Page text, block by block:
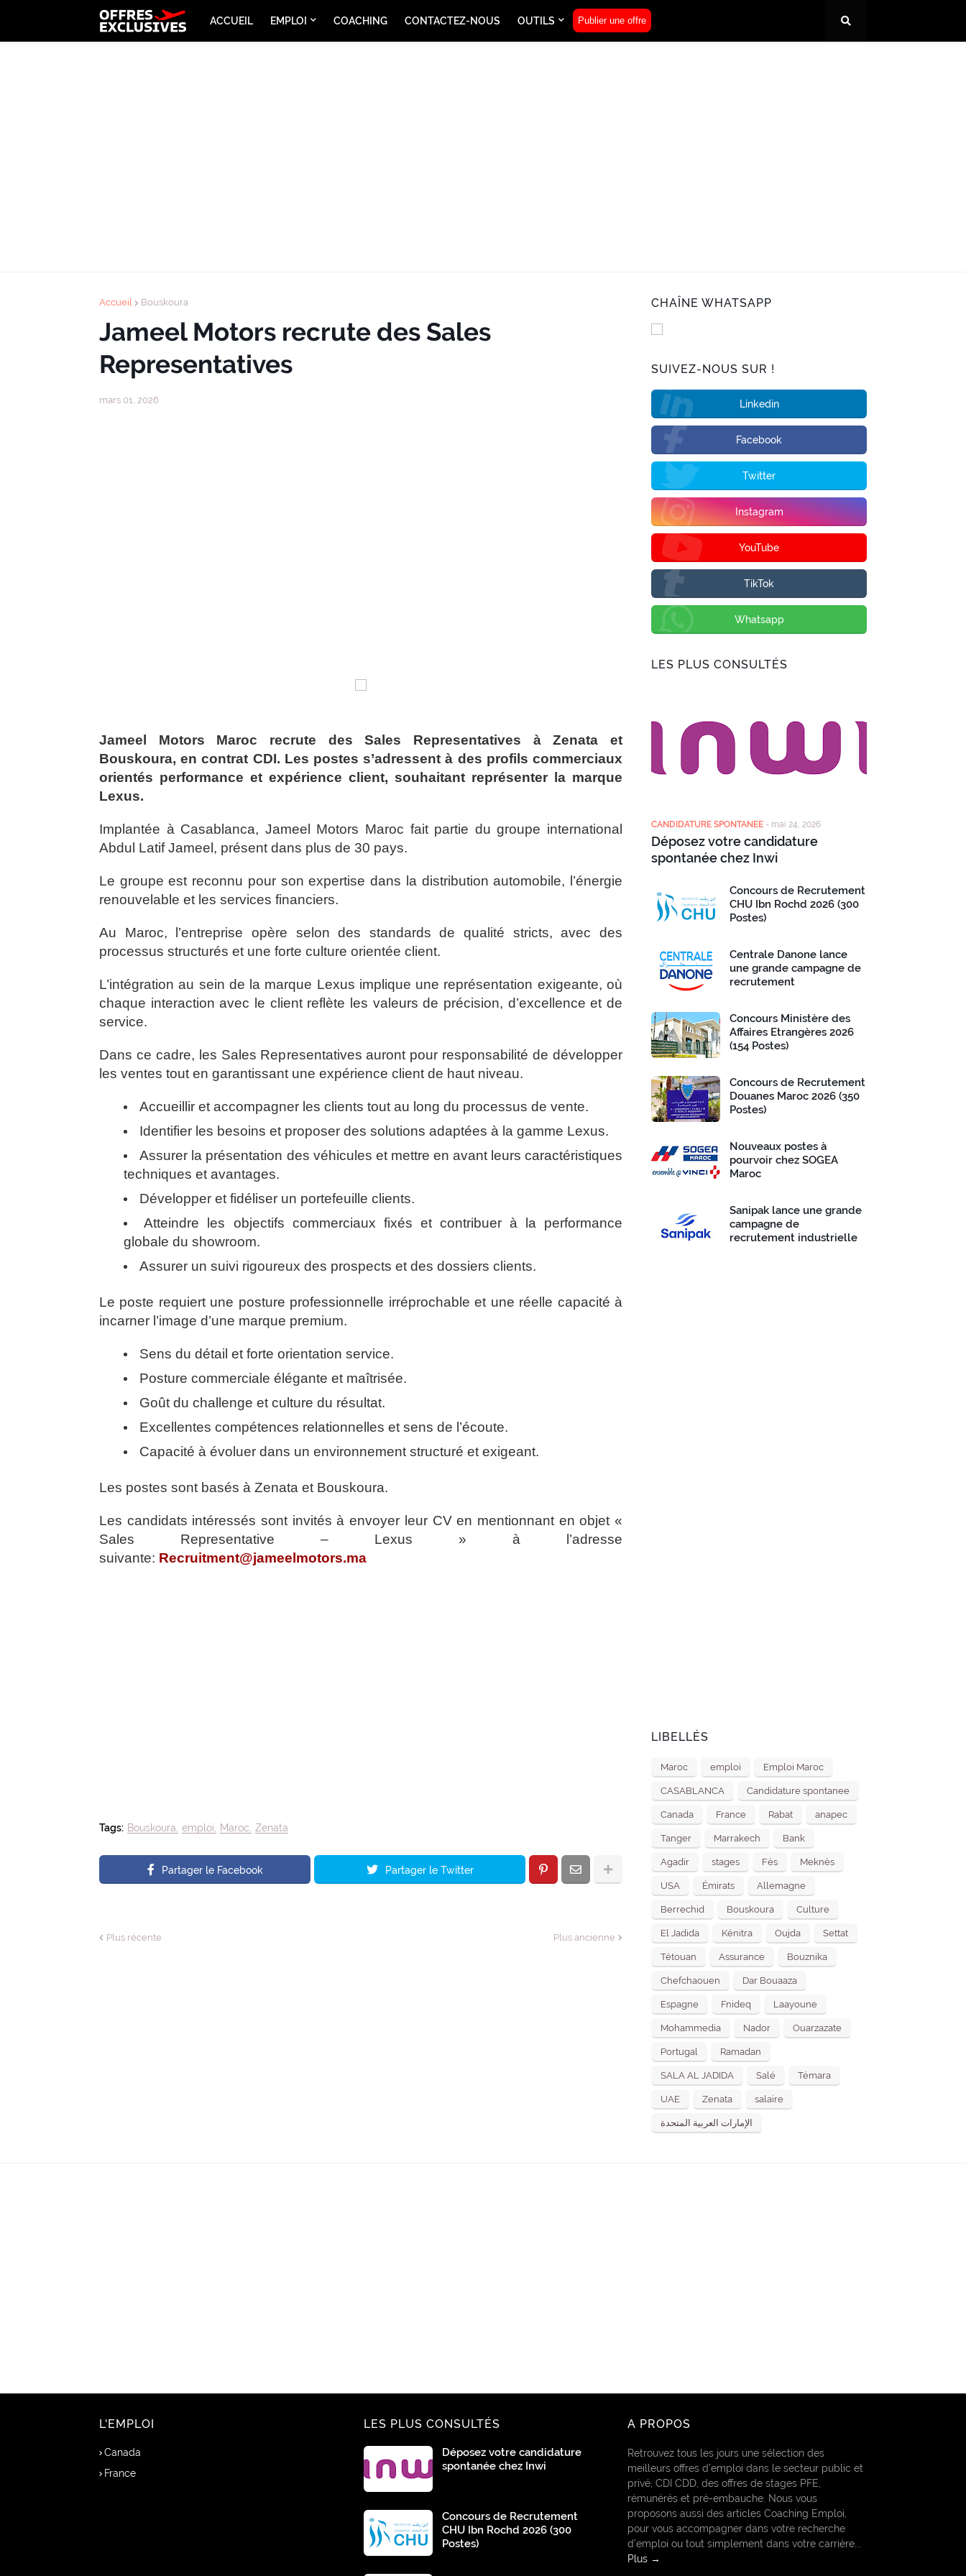
ACCUEIL EMPLOI COACHING CONTACTEZ-NOUS OUTILS Publier une offre
Accueil Bouskoura
Jameel Motors recrute des Sales
Representatives
mars 01, 2026
Jameel Motors Maroc recrute des Sales Representatives à Zenata et
Bouskoura, en contrat CDI. Les postes s’adressent à des profils commerciaux
orientés performance et expérience client, souhaitant représenter la marque
Lexus.
Implantée à Casablanca, Jameel Motors Maroc fait partie du groupe international
Abdul Latif Jameel, présent dans plus de 30 pays.
Le groupe est reconnu pour son expertise dans la distribution automobile, l’énergie
renouvelable et les services financiers.
Au Maroc, l’entreprise opère selon des standards de qualité stricts, avec des
processus structurés et une forte culture orientée client.
L’intégration au sein de la marque Lexus implique une représentation exigeante, où
chaque interaction avec le client reflète les valeurs de précision, d’excellence et de
service.
Dans ce cadre, les Sales Representatives auront pour responsabilité de développer
les ventes tout en garantissant une expérience client de haut niveau.
Accueillir et accompagner les clients tout au long du processus de vente.
Identifier les besoins et proposer des solutions adaptées à la gamme Lexus.
Assurer la présentation des véhicules et mettre en avant leurs caractéristiques
techniques et avantages.
Développer et fidéliser un portefeuille clients.
Atteindre les objectifs commerciaux fixés et contribuer à la performance
globale du showroom.
Assurer un suivi rigoureux des prospects et des dossiers clients.
Le poste requiert une posture professionnelle irréprochable et une réelle capacité à
incarner l’image d’une marque premium.
Sens du détail et forte orientation service.
Posture commerciale élégante et maîtrisée.
Goût du challenge et culture du résultat.
Excellentes compétences relationnelles et sens de l’écoute.
Capacité à évoluer dans un environnement structuré et exigeant.
Les postes sont basés à Zenata et Bouskoura.
Les candidats intéressés sont invités à envoyer leur CV en mentionnant en objet «
Sales Representative – Lexus » à l’adresse
suivante: Recruitment@jameelmotors.ma
Tags: Bouskoura emploi Maroc Zenata
Partager le Facebook Partager le Twitter
Plus récente Plus ancienne
CHAÎNE WHATSAPP
SUIVEZ-NOUS SUR !
Linkedin
Facebook
Twitter
Instagram
YouTube
TikTok
Whatsapp
LES PLUS CONSULTÉS
CANDIDATURE SPONTANEE - mai 24, 2026
Déposez votre candidature
spontanée chez Inwi
Concours de Recrutement
CHU Ibn Rochd 2026 (300
Postes)
Centrale Danone lance
une grande campagne de
recrutement
Concours Ministère des
Affaires Etrangères 2026
(154 Postes)
Concours de Recrutement
Douanes Maroc 2026 (350
Postes)
Nouveaux postes à
pourvoir chez SOGEA
Maroc
Sanipak lance une grande
campagne de
recrutement industrielle
LIBELLÉS
Maroc emploi Emploi Maroc
CASABLANCA Candidature spontanee
Canada France Rabat anapec
Tanger Marrakech Bank
Agadir stages Fès Meknès
USA Émirats Allemagne
Berrechid Bouskoura Culture
El Jadida Kénitra Oujda Settat
Tétouan Assurance Bouznika
Chefchaouen Dar Bouaaza
Espagne Fnideq Laayoune
Mohammedia Nador Ouarzazate
Portugal Ramadan
SALA AL JADIDA Salé Témara
UAE Zenata salaire
الإمارات العربية المتحدة
L'EMPLOI
Canada
France
LES PLUS CONSULTÉS
Déposez votre candidature
spontanée chez Inwi
Concours de Recrutement
CHU Ibn Rochd 2026 (300
Postes)
A PROPOS
Retrouvez tous les jours une sélection des
meilleurs offres d’emploi dans le secteur public et
privé, CDI CDD, des offres de stages PFE,
rémunérés et pré-embauche. Nous vous
proposons aussi des articles Coaching Emploi,
pour vous accompagner dans votre recherche
d’emploi ou tout simplement dans votre carrière...
Plus →